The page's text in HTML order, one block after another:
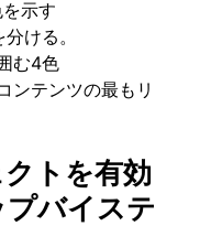
示す
ける。
む4色
ンテンツの最もリ
トを有効
バイステ